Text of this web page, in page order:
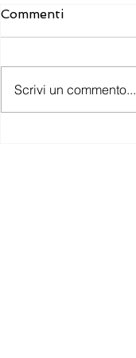
Commenti
Scrivi un commento...